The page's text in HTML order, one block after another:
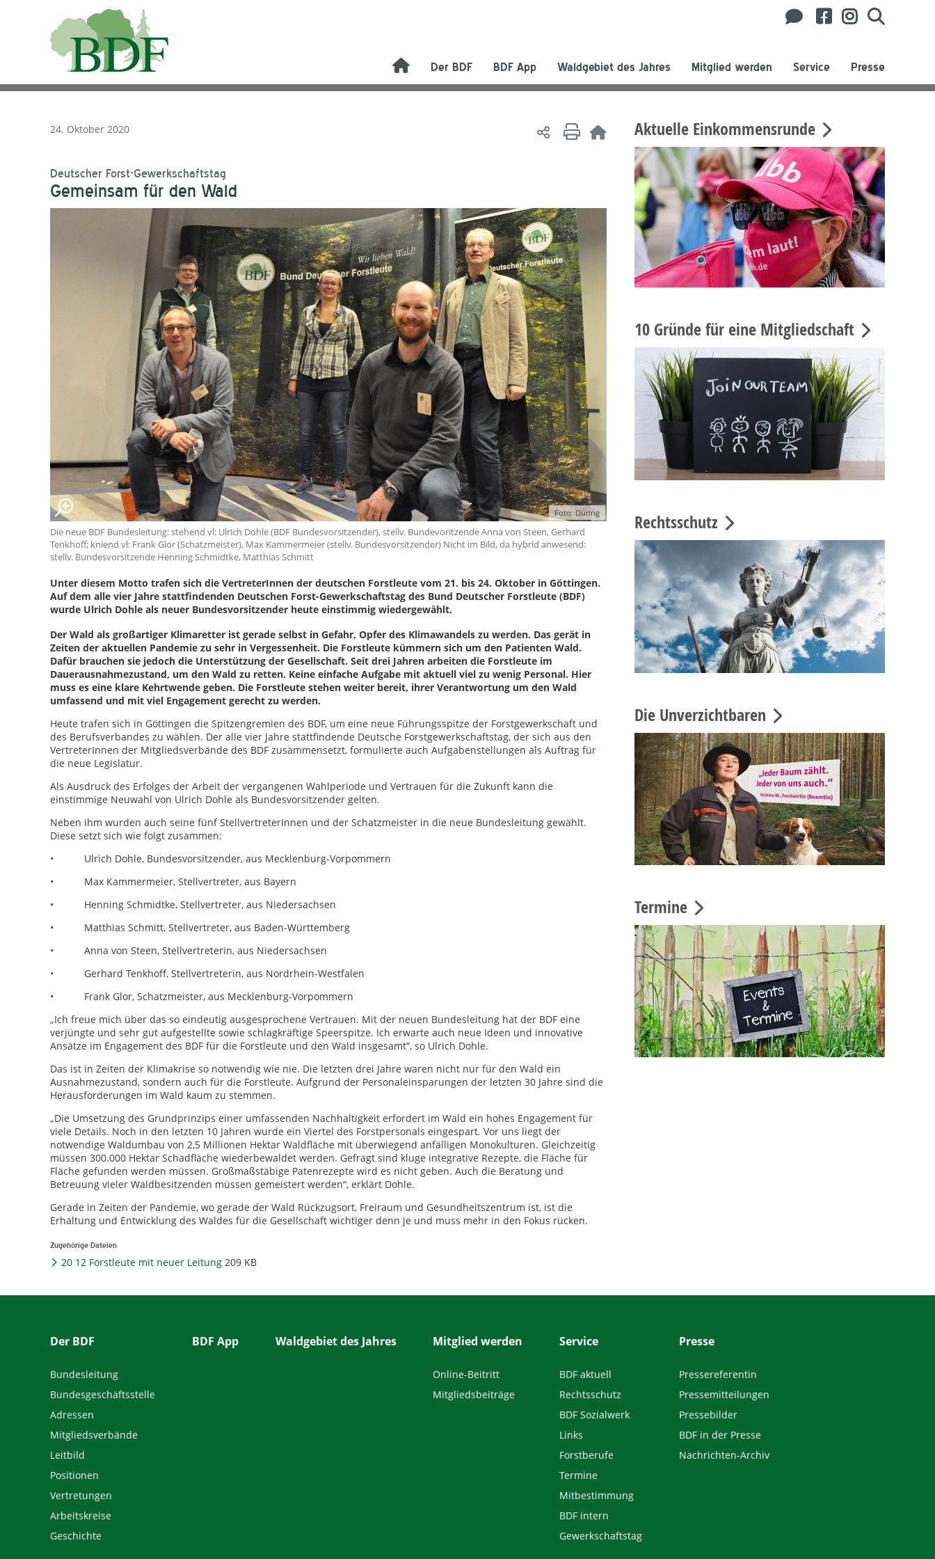
Der BDF BDF App Waldgebiet des Jahres Mitglied werden Service Presse
24. Oktober 2020
Deutscher Forst-Gewerkschaftstag
Gemeinsam für den Wald
Foto: Düring
Die neue BDF Bundesleitung: stehend vl: Ulrich Dohle (BDF Bundesvorsitzender), stellv. Bundevoritzende Anna von Steen, Gerhard
Tenkhoff; kniend vl: Frank Glor (Schatzmeister), Max Kammermeier (stellv. Bundesvorsitzender) Nicht im Bild, da hybrid anwesend:
stellv. Bundesvorsitzende Henning Schmidtke, Matthias Schmitt
Unter diesem Motto trafen sich die VertreterInnen der deutschen Forstleute vom 21. bis 24. Oktober in Göttingen.
Auf dem alle vier Jahre stattfindenden Deutschen Forst-Gewerkschaftstag des Bund Deutscher Forstleute (BDF)
wurde Ulrich Dohle als neuer Bundesvorsitzender heute einstimmig wiedergewählt.
Der Wald als großartiger Klimaretter ist gerade selbst in Gefahr, Opfer des Klimawandels zu werden. Das gerät in
Zeiten der aktuellen Pandemie zu sehr in Vergessenheit. Die Forstleute kümmern sich um den Patienten Wald.
Dafür brauchen sie jedoch die Unterstützung der Gesellschaft. Seit drei Jahren arbeiten die Forstleute im
Dauerausnahmezustand, um den Wald zu retten. Keine einfache Aufgabe mit aktuell viel zu wenig Personal. Hier
muss es eine klare Kehrtwende geben. Die Forstleute stehen weiter bereit, ihrer Verantwortung um den Wald
umfassend und mit viel Engagement gerecht zu werden.
Heute trafen sich in Göttingen die Spitzengremien des BDF, um eine neue Führungsspitze der Forstgewerkschaft und
des Berufsverbandes zu wählen. Der alle vier Jahre stattfindende Deutsche Forstgewerkschaftstag, der sich aus den
VertreterInnen der Mitgliedsverbände des BDF zusammensetzt, formulierte auch Aufgabenstellungen als Auftrag für
die neue Legislatur.
Als Ausdruck des Erfolges der Arbeit der vergangenen Wahlperiode und Vertrauen für die Zukunft kann die
einstimmige Neuwahl von Ulrich Dohle als Bundesvorsitzender gelten.
Neben ihm wurden auch seine fünf StellvertreterInnen und der Schatzmeister in die neue Bundesleitung gewählt.
Diese setzt sich wie folgt zusammen:
• Ulrich Dohle, Bundesvorsitzender, aus Mecklenburg-Vorpommern
• Max Kammermeier, Stellvertreter, aus Bayern
• Henning Schmidtke, Stellvertreter, aus Niedersachsen
• Matthias Schmitt, Stellvertreter, aus Baden-Württemberg
• Anna von Steen, Stellvertreterin, aus Niedersachsen
• Gerhard Tenkhoff, Stellvertreterin, aus Nordrhein-Westfalen
• Frank Glor, Schatzmeister, aus Mecklenburg-Vorpommern
„Ich freue mich über das so eindeutig ausgesprochene Vertrauen. Mit der neuen Bundesleitung hat der BDF eine
verjüngte und sehr gut aufgestellte sowie schlagkräftige Speerspitze. Ich erwarte auch neue Ideen und innovative
Ansätze im Engagement des BDF für die Forstleute und den Wald insgesamt“, so Ulrich Dohle.
Das ist in Zeiten der Klimakrise so notwendig wie nie. Die letzten drei Jahre waren nicht nur für den Wald ein
Ausnahmezustand, sondern auch für die Forstleute. Aufgrund der Personaleinsparungen der letzten 30 Jahre sind die
Herausforderungen im Wald kaum zu stemmen.
„Die Umsetzung des Grundprinzips einer umfassenden Nachhaltigkeit erfordert im Wald ein hohes Engagement für
viele Details. Noch in den letzten 10 Jahren wurde ein Viertel des Forstpersonals eingespart. Vor uns liegt der
notwendige Waldumbau von 2,5 Millionen Hektar Waldfläche mit überwiegend anfälligen Monokulturen. Gleichzeitig
müssen 300.000 Hektar Schadfläche wiederbewaldet werden. Gefragt sind kluge integrative Rezepte, die Fläche für
Fläche gefunden werden müssen. Großmaßstäbige Patenrezepte wird es nicht geben. Auch die Beratung und
Betreuung vieler Waldbesitzenden müssen gemeistert werden“, erklärt Dohle.
Gerade in Zeiten der Pandemie, wo gerade der Wald Rückzugsort, Freiraum und Gesundheitszentrum ist, ist die
Erhaltung und Entwicklung des Waldes für die Gesellschaft wichtiger denn je und muss mehr in den Fokus rücken.
Zugehörige Dateien
20 12 Forstleute mit neuer Leitung 209 KB
Aktuelle Einkommensrunde
10 Gründe für eine Mitgliedschaft
Rechtsschutz
Die Unverzichtbaren
Termine
Der BDF
Bundesleitung
Bundesgeschäftsstelle
Adressen
Mitgliedsverbände
Leitbild
Positionen
Vertretungen
Arbeitskreise
Geschichte
BDF App Waldgebiet des Jahres Mitglied werden
Online-Beitritt
Mitgliedsbeiträge
Service
BDF aktuell
Rechtsschutz
BDF Sozialwerk
Links
Forstberufe
Termine
Mitbestimmung
BDF intern
Gewerkschaftstag
Presse
Pressereferentin
Pressemitteilungen
Pressebilder
BDF in der Presse
Nachrichten-Archiv